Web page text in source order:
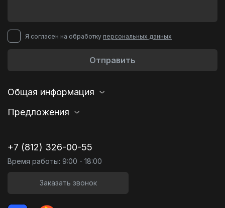
Я согласен на обработку персональных данных
Отправить
Общая информация
Предложения
+7 (812) 326-00-55
Время работы: 9:00 - 18:00
Заказать звонок